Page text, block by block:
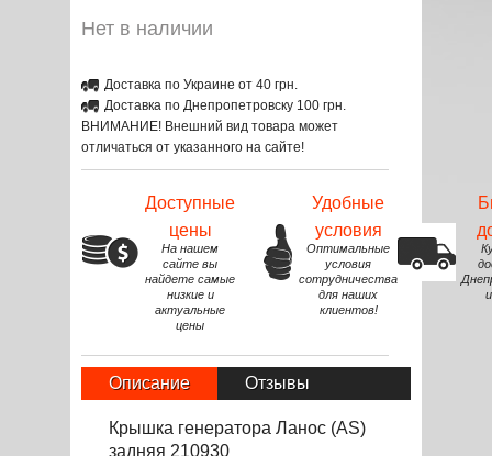
Нет в наличии
Доставка по Украине от 40 грн.
Доставка по Днепропетровску 100 грн.
ВНИМАНИЕ! Внешний вид товара может
отличаться от указанного на сайте!
Доступные
цены
На нашем
сайте вы
найдете самые
низкие и
актуальные
цены
Удобные
условия
Оптимальные
условия
сотрудничества
для наших
клиентов!
Описание Отзывы
Крышка генератора Ланос (AS)
задняя 210930